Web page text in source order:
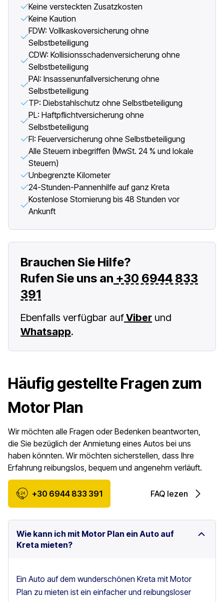
Keine versteckten Zusatzkosten
Keine Kaution
FDW: Vollkaskoversicherung ohne
Selbstbeteiligung
CDW: Kollisionsschadenversicherung ohne
Selbstbeteiligung
PAI: Insassenunfallversicherung ohne
Selbstbeteiligung
TP: Diebstahlschutz ohne Selbstbeteiligung
PL: Haftpflichtversicherung ohne
Selbstbeteiligung
FI: Feuerversicherung ohne Selbstbeteiligung
Alle Steuern inbegriffen (MwSt. 24 % und lokale
Steuern)
Unbegrenzte Kilometer
24-Stunden-Pannenhilfe auf ganz Kreta
Kostenlose Stornierung bis 48 Stunden vor
Ankunft
Brauchen Sie Hilfe?
Rufen Sie uns an +30 6944 833
391
Ebenfalls verfügbar aufViber und
Whatsapp.
Häufig gestellte Fragen zum
Motor Plan
Wir möchten alle Fragen oder Bedenken beantworten,
die Sie bezüglich der Anmietung eines Autos bei uns
haben könnten. Wir möchten sicherstellen, dass Ihre
Erfahrung reibungslos, bequem und angenehm verläuft.
+30 6944 833 391 FAQ lezen
Wie kann ich mit Motor Plan ein Auto auf
Kreta mieten?
Ein Auto auf dem wunderschönen Kreta mit Motor
Plan zu mieten ist ein einfacher und reibungsloser